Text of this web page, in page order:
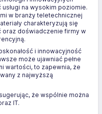
na wysokim poziomie.
w branży teletechnicznej
charakteryzują się
oraz doświadczenie firmy w
i innowacyjność
może ujawniać pełne
wartości, to zapewnia, że
z najwyższą
że wspólnie można
IT.